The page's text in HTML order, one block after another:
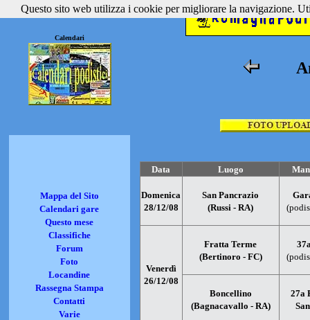
Calendari
Mappa del Sito
Calendari gare
Questo mese
Classifiche
Forum
Foto
Locandine
Rassegna Stampa
Contatti
Varie
Data Luogo
Domenica
28/12/08
San Pancrazio
(Russi - RA)
Venerdì
26/12/08
Fratta Terme
(Bertinoro - FC)
Boncellino
(Bagnacavallo - RA)
27a
Questo sito web utilizza i cookie per migliorare la navigazione.